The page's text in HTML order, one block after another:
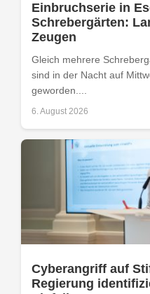
Einbruchserie in
Schrebergärten:
Zeugen
Gleich mehrere
sind in der Nacht auf
geworden....
6. August 2026
Cyberangriff auf
Regierung